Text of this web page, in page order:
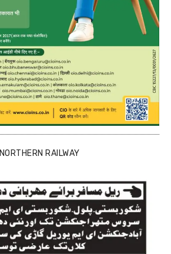
NORTHERN RAILWAY